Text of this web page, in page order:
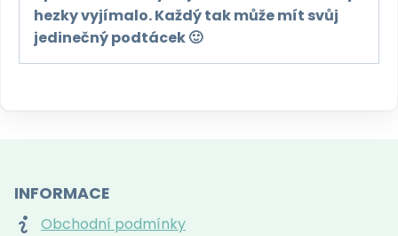
hezky vyjímalo. Každý tak může mít svůj
jedinečný podtácek 🙂
INFORMACE
Obchodní podmínky